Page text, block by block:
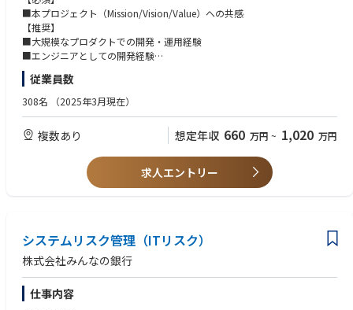
■エンジニアの採用、育成、目標設定、評価、フィードバック
■エンジニアメンバーの成果の最大化とキャリア成長の支援
■開発プロジェクトへのアサインと、遂行するために必要なコミュニケー
ションの支援
■エンジニアリング組織としての課題解決や成長戦略の提案と実行
【概要】
みんなの銀行が目指しているのは、銀行の「Re-Design（再デザイン）」
と「Re-Define（再定義）」。
商品・サービス、システム、業務プロセス等すべてをゼロベースから設
目指します。
銀行というと堅い職場を想像されるかもしれませんが、みんなの銀行は既
存の銀行から飛び出したベンチャー、スタートアップ的な組織です。
7割近くがキャリア採用メンバーで構成されており、デジタル領域のスペ
シャリストも数多く在籍しています。
ー、スタートアップ的な組織でありながらも、経営等に対する不安を持つ
ことなく、新しい⾦融の模索にスピード感を持ってチャレンジすることに
■ビジネスの変化の速さに対応していくためにシステム内製化を推進して
おり、その開発を支えるエンジニアチームを牽引していただけるエンジニ
アリングマネージャーを募集しております。対象領域は
・Android
・iOS
■本プロジェクト（Mission/Vision/Value）への共感
【推奨】
■大規模なプロダクトでの開発・運用経験
■エンジニアとしての開発経験
■エンジニアのマネジメント経験
■プロジェクトマネジメント経験
■複数のステークホルダーとの調整経験
【歓迎】
■ エンジニアの採用業務経験（書類選考、面接、ダイレクトリクルーテ
■ 国際化したチームのマネジメント経験
従業員数
308名 （2025年3月現在）
複数あり 想定年収 660 万円 ~ 1,020 万円
求人エントリー
システムリスク管理（ITリスク）
株式会社みんなの銀行
仕事内容